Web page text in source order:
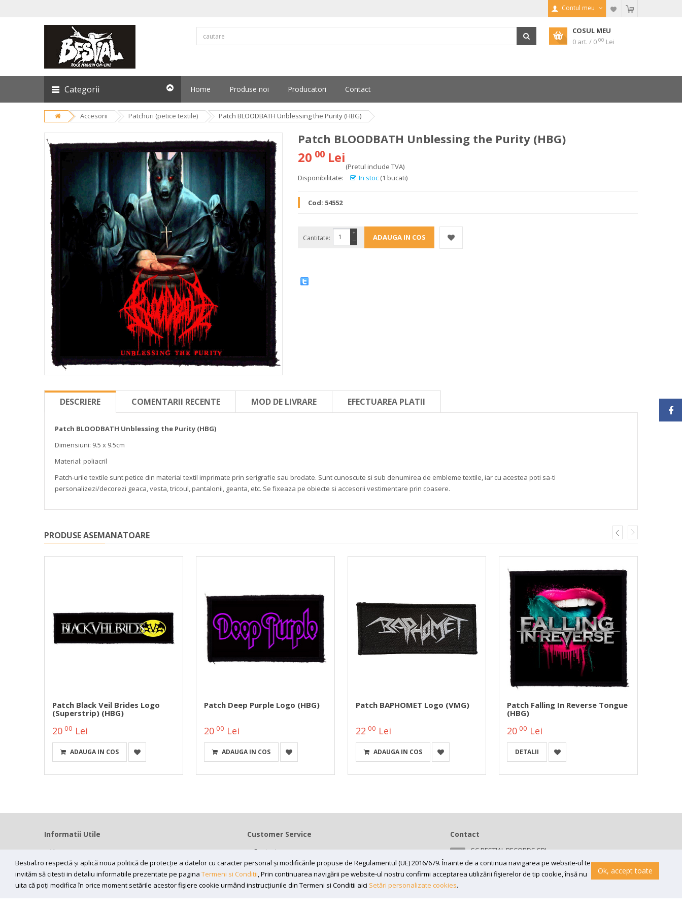
Contul meu
COSUL MEU
0 art. / 0 00 Lei
Categorii Home Produse noi Producatori Contact
Accesorii Patchuri (petice textile) Patch BLOODBATH Unblessing the Purity (HBG)
Patch BLOODBATH Unblessing the Purity (HBG)
20 00 Lei
(Pretul include TVA)
Disponibilitate:
In stoc (1 bucati)
Cod: 54552
Cantitate: −
+
DESCRIERE COMENTARII RECENTE MOD DE LIVRARE EFECTUAREA PLATII
Patch BLOODBATH Unblessing the Purity (HBG)
Dimensiuni: 9.5 x 9.5cm
Material: poliacril
Patch-urile textile sunt petice din material textil imprimate prin serigrafie sau brodate. Sunt cunoscute si sub denumirea de embleme textile, iar cu acestea poti sa-ti
personalizezi/decorezi geaca, vesta, tricoul, pantalonii, geanta, etc. Se fixeaza pe obiecte si accesorii vestimentare prin coasere.
PRODUSE ASEMANATOARE
Patch Black Veil Brides Logo
(superstrip) (HBG)
20 00 Lei
ADAUGA IN COS
Patch Deep Purple Logo (HBG)
2000 Lei
ADAUGA IN COS
Patch BAPHOMET Logo (VMG)
22 00 Lei
ADAUGA IN COS
Patch Falling In Reverse Tongue
(HBG)
20 00 Lei
DETALII
Bestial.ro respectă și aplică noua politică de protecție a datelor cu caracter personal și modificările propuse de Regulamentul (UE) 2016/679. Înainte de a continua navigarea pe website-ul te
invităm să citesti in detaliu informatiile prezentate pe pagina Termeni si Conditii, Prin continuarea navigării pe website-ul nostru confirmi acceptarea utilizării fişierelor de tip cookie, însă nu
uita că poți modifica în orice moment setările acestor fişiere cookie urmând instrucțiunile din Termeni si Conditii aici Setări personalizate cookies.
Ok, accept toate
Informatii Utile
Home
Modalitati livrare
Efectuarea platii
ANPC
Customer Service
Contact
Termeni si conditii
Contul meu
Contact
SC BESTIAL RECORDS SRL
Bv 16 Decembrie 1989 nr 43, in curte la Neuromed,
300218, Timisoara